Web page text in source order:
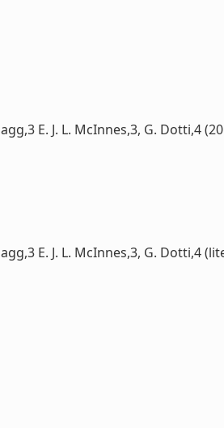
E. J. L. McInnes,3, G. Dotti,4
E. J. L. McInnes,3, G. Dotti,4